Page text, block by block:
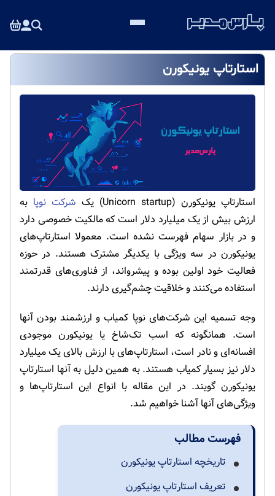
استارتاپ یونیکورن
استارتاپ یونیکورن (Unicorn startup) یک شرکت نوپا به
ارزش بیش از یک میلیارد دلار است که مالکیت خصوصی دارد
و در بازار سهام فهرست نشده است. معمولا استارتاپ‌های
یونیکورن در سه ویژگی با یکدیگر مشترک هستند. در حوزه
فعالیت خود اولین بوده و پیشرو‌اند، از فناوری‌های قدرتمند
استفاده می‌کنند و خلاقیت چشم‌گیری دارند.
وجه تسمیه این شرکت‌های نوپا کمیاب و ارزشمند بودن آنها
است. همانگونه که اسب تک‌شاخ یا یونیکورن موجودی
افسانه‌ای و نادر است، استارتاپ‌های با ارزش بالای یک میلیارد
دلار نیز بسیار کمیاب هستند. به همین دلیل به آنها استارتاپ
یونیکورن گویند. در این مقاله با انواع این استارتاپ‌ها و
ویژگی‌های آنها آشنا خواهیم شد.
فهرست مطالب
تاریخچه استارتاپ یونیکورن
تعریف استارتاپ یونیکورن